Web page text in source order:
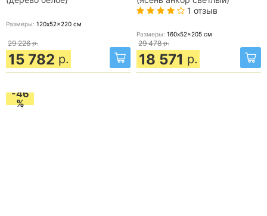
Размеры: 120x52x220 см
29 226 р.
15 782 р.
1 отзыв
Размеры: 160x52x205 см
29 478 р.
18 571 р.
-46
%